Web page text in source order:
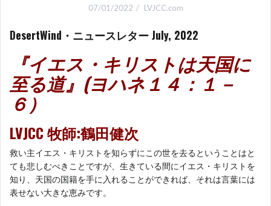
07/01/2022 LVJCC.com
DesertWind・ニュースレター July, 2022
『イエス・キリストは天国に
至る道』(ヨハネ１４：１－
６）
LVJCC 牧師:鶴田健次
救い主イエス・キリストを知らずにこの世を去るということはと
ても悲しむべきことですが、生きている間にイエス・キリストを
知り、天国の国籍を手に入れることができれば、それは言葉には
表せない大きな恵みです。